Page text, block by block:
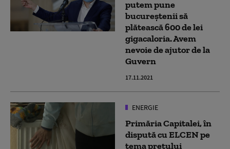
putem pune
bucureștenii să
plătească 600 de lei
gigacaloria. Avem
nevoie de ajutor de la
Guvern
17.11.2021
ENERGIE
Primăria Capitalei, în
dispută cu ELCEN pe
tema prețului